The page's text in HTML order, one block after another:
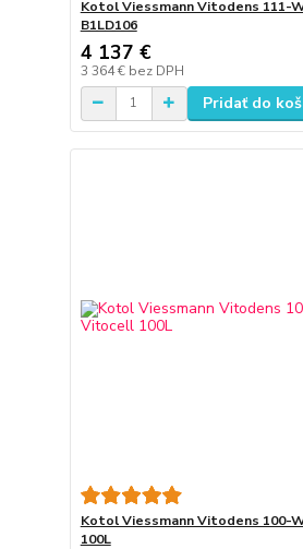
Kotol Viessmann Vitodens 111-
B1LD106
4 137 €
3 364 € bez DPH
Pridať do
Kotol Viessmann Vitodens 100-
100L